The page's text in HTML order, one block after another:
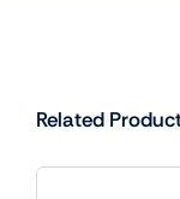
Related